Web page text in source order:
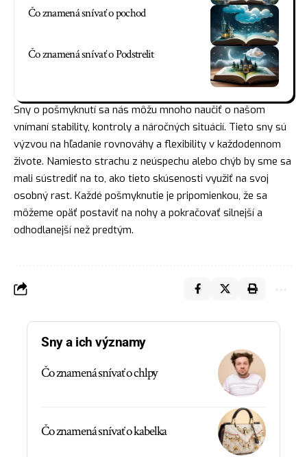
Čo znamená snívať o pochod
Čo znamená snívať o Podstrelit
Sny o pošmyknutí sa nás môžu mnoho naučiť o našom
vnímaní stability, kontroly a náročných situácií. Tieto sny sú
výzvou na hľadanie rovnováhy a flexibility v každodennom
živote. Namiesto strachu z neúspechu alebo chýb by sme sa
mali sústrediť na to, ako tieto skúsenosti využiť na svoj
osobný rast. Každé pošmyknutie je pripomienkou, že sa
môžeme opäť postaviť na nohy a pokračovať silnejší a
odhodlanejší než predtým.
Sny a ich významy
Čo znamená snívať o chlpy
Čo znamená snívať o kabelka